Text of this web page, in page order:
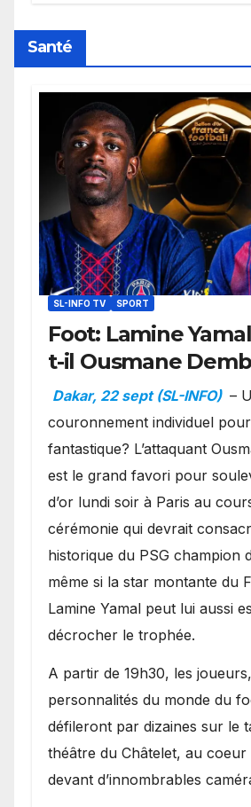
Santé
SL-INFO TV SPORT
Foot: Lamine
t-il Ousmane
Ballon d’or ?
Dakar, 22 sept (SL-INFO) –
couronnement individuel
fantastique? L’attaquant
est le grand favori pour
d’or lundi soir à Paris au
cérémonie qui devrait
historique du PSG champion
même si la star montante du
Lamine Yamal peut lui aussi
décrocher le trophée.
A partir de 19h30, les
personnalités du monde du
défileront par dizaines sur le
théâtre du Châtelet, au coeur
devant d’innombrables